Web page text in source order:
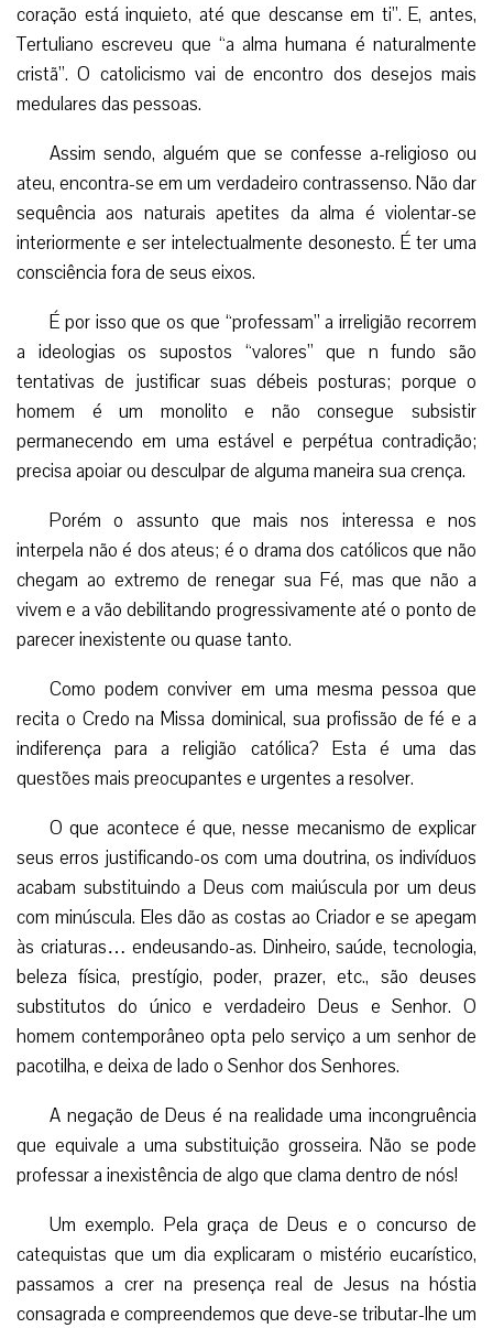
coração está inquieto, até que descanse em ti”. E, antes,
Tertuliano escreveu que “a alma humana é naturalmente
cristã”. O catolicismo vai de encontro dos desejos mais
medulares das pessoas.
Assim sendo, alguém que se confesse a-religioso ou
ateu, encontra-se em um verdadeiro contrassenso. Não dar
sequência aos naturais apetites da alma é violentar-se
interiormente e ser intelectualmente desonesto. É ter uma
consciência fora de seus eixos.
É por isso que os que “professam” a irreligião recorrem
a ideologias os supostos “valores” que n fundo são
tentativas de justificar suas débeis posturas; porque o
homem é um monolito e não consegue subsistir
permanecendo em uma estável e perpétua contradição;
precisa apoiar ou desculpar de alguma maneira sua crença.
Porém o assunto que mais nos interessa e nos
interpela não é dos ateus; é o drama dos católicos que não
chegam ao extremo de renegar sua Fé, mas que não a
vivem e a vão debilitando progressivamente até o ponto de
parecer inexistente ou quase tanto.
Como podem conviver em uma mesma pessoa que
recita o Credo na Missa dominical, sua profissão de fé e a
indiferença para a religião católica? Esta é uma das
questões mais preocupantes e urgentes a resolver.
O que acontece é que, nesse mecanismo de explicar
seus erros justificando-os com uma doutrina, os indivíduos
acabam substituindo a Deus com maiúscula por um deus
com minúscula. Eles dão as costas ao Criador e se apegam
às criaturas… endeusando-as. Dinheiro, saúde, tecnologia,
beleza física, prestígio, poder, prazer, etc., são deuses
substitutos do único e verdadeiro Deus e Senhor. O
homem contemporâneo opta pelo serviço a um senhor de
pacotilha, e deixa de lado o Senhor dos Senhores.
A negação de Deus é na realidade uma incongruência
que equivale a uma substituição grosseira. Não se pode
professar a inexistência de algo que clama dentro de nós!
Um exemplo. Pela graça de Deus e o concurso de
catequistas que um dia explicaram o mistério eucarístico,
passamos a crer na presença real de Jesus na hóstia
consagrada e compreendemos que deve-se tributar-lhe um